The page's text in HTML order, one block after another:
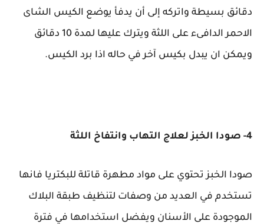
دقائق بسيطة واتركه إلى أن يدفأ يوضع الكيس الشاى
الاحمر الدافىء على اللثة ويترك عليها لمدة 10 دقائق
ويمكن ان يبدل بكيس آخر في حاله اذا برد الكيس.
4- صودا الخبز لعلاج التهاب وانتفاخ اللثة
صودا الخبز تحتوي على مواد مطهرة قاتلة للبكتريا فانها
تستخدم في العديد من وصفات لتنظيف طبقة البلاك
الموجودة على الأسنان ويفضل استخدامها في فترة